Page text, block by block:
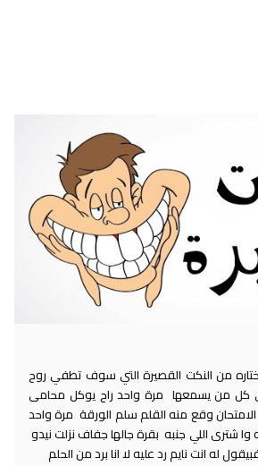
من النكت القصيرة التي سوف تطفي روح
كل من يسمعها مرة واحد راح يوكل محامى
وقع منه القلم سلم الورقة مرة واحد
وا شترى اللي جنبه بقرة جالها جفاف نزلت نيدو
له انت نايم رد عليه لا انا برد من الحلم